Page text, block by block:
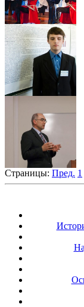
Страницы: Пред. 1